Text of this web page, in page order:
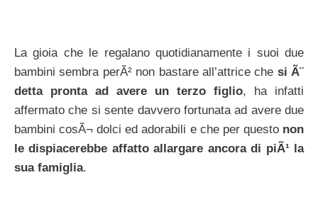
La gioia che le regalano quotidianamente i suoi due
bambini sembra perÃ² non bastare all’attrice che si Ã¨
detta pronta ad avere un terzo figlio, ha infatti
affermato che si sente davvero fortunata ad avere due
bambini cosÃ¬ dolci ed adorabili e che per questo non
le dispiacerebbe affatto allargare ancora di piÃ¹ la
sua famiglia.